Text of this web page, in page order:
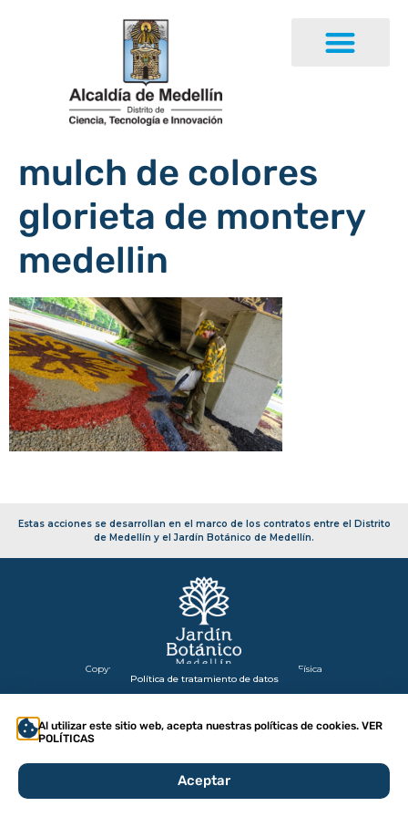
mulch de colores
glorieta de montery
medellin
Estas acciones se desarrollan en el marco de los contratos entre el Distrito
de Medellín y el Jardín Botánico de Medellín.
Copyright 2026 – Secretaría de Infraestructura Física
Política de tratamiento de datos
Al utilizar este sitio web, acepta nuestras políticas de cookies. VER
POLÍTICAS
Aceptar